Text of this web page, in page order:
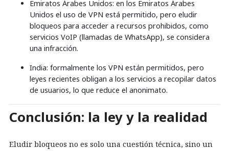
Emiratos Árabes Unidos: en los Emiratos Árabes
Unidos el uso de VPN está permitido, pero eludir
bloqueos para acceder a recursos prohibidos, como
servicios VoIP (llamadas de WhatsApp), se considera
una infracción.
India: formalmente los VPN están permitidos, pero
leyes recientes obligan a los servicios a recopilar datos
de usuarios, lo que reduce el anonimato.
Conclusión: la ley y la realidad
Eludir bloqueos no es solo una cuestión técnica, sino un